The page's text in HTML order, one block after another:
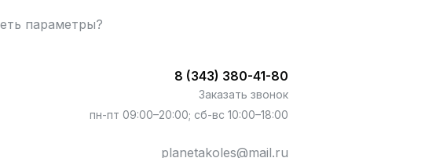
параметры?
8 (343) 380-41-80
Заказать звонок
пн-пт 09:00–20:00; сб-вс 10:00–18:00
planetakoles@mail.ru